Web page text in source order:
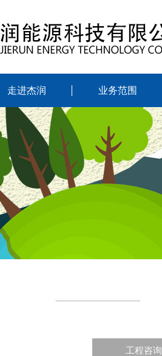
走进杰润 业务范围
工程咨询